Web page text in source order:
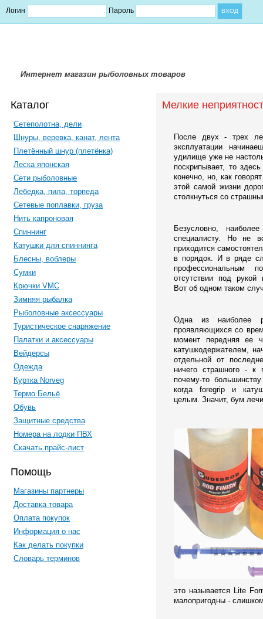
Логин Пароль
Интернет магазин рыболовных товаров
Каталог
Сетеполотна, дели
Шнуры, веревка, канат, лента
Плетённый шнур (плетёнка)
Леска японская
Сети рыболовные
Лебедка, пила, торпеда
Сетевые поплавки, груза
Нить капроновая
Спиннинг
Катушки для спиннинга
Блесны, воблеры
Сумки
Крючки VMC
Зимняя рыбалка
Рыболовные аксессуары
Туристическое снаряжение
Палатки и аксессуары
Вейдерсы
Одежда
Куртка Norveg
Термо Бельё
Обувь
Защитные средства
Номера на лодки ПВХ
Скачать прайс-лист
Помощь
Магазины партнеры
Доставка товара
Оплата покупок
Информация о нас
Как делать покупки
Словарь терминов
Мелкие
После двух - трех
эксплуатации
удилище уже не
поскрипывает, то
конечно, но, как
этой самой жизни
столкнуться со
Безусловно,
специалисту. Но не
приходится
в порядок. И в ряде
профессиональным
отсутствии под рукой
Вот об одном таком
Одна из наиболее
проявляющихся со
момент передняя ее
катушкодержателем,
отдельной от
ничего страшного -
почему-то
когда foregrip и
целым. Значит, бум
это называется Lite
малопригодны -